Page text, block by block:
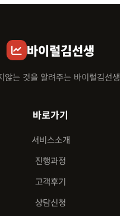
바이럴김선생
않는 것을 알려주는 바이럴김선생
바로가기
서비스소개
진행과정
고객후기
상담신청